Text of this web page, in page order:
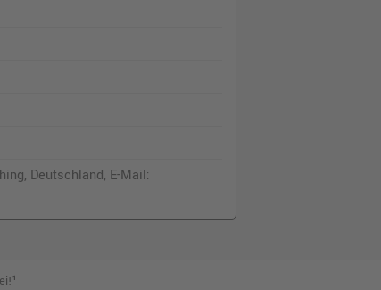
Deutschland, E-Mail: